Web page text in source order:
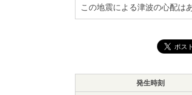
この地震による津波の心配は
発生時刻